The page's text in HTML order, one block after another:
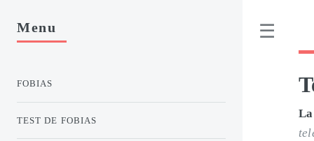
Menu
FOBIAS
TEST DE FOBIAS